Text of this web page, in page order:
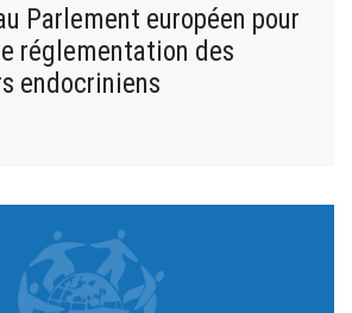
Parlement européen pour
réglementation des
endocriniens